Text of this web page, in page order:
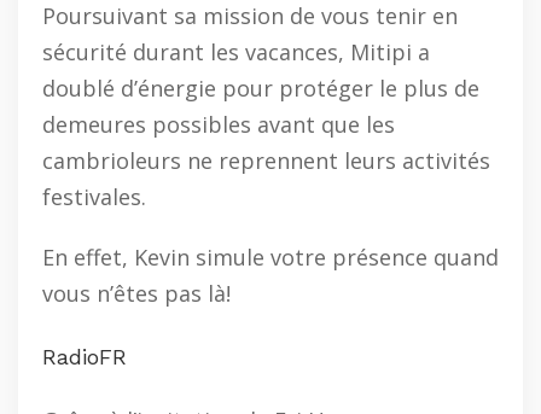
Poursuivant sa mission de vous tenir en
sécurité durant les vacances, Mitipi a
doublé d’énergie pour protéger le plus de
demeures possibles avant que les
cambrioleurs ne reprennent leurs activités
festivales.
En effet, Kevin simule votre présence quand
vous n’êtes pas là!
RadioFR